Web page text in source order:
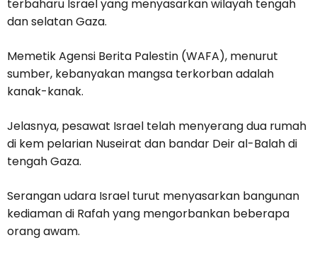
terbaharu Israel yang menyasarkan wilayah tengah
dan selatan Gaza.
Memetik Agensi Berita Palestin (WAFA), menurut
sumber, kebanyakan mangsa terkorban adalah
kanak-kanak.
Jelasnya, pesawat Israel telah menyerang dua rumah
di kem pelarian Nuseirat dan bandar Deir al-Balah di
tengah Gaza.
Serangan udara Israel turut menyasarkan bangunan
kediaman di Rafah yang mengorbankan beberapa
orang awam.